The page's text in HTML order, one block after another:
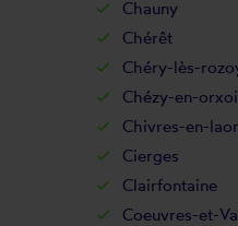
Chauny
Chérêt
Chéry-lès-
Chézy-en-
Chivres-en-
Cierges
Clairfontaine
Coeuvres-et-